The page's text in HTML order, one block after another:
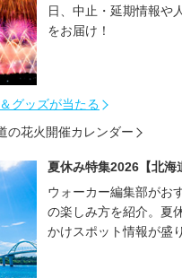
日、中止・延期情報や
をお届け！
グッズが当たる
の花火開催カレンダー
夏休み特集2026【北海
ウォーカー編集部がお
の楽しみ方を紹介。夏
かけスポット情報が盛